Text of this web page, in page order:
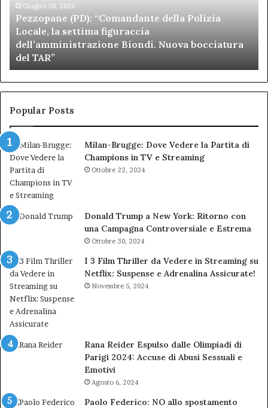
Locale,
settima
figuraccia
dell’amministrazione
Biondi.
Nuova
bocciatura
del
Giugno 30, 2026
Pezzopane (PD): “Comandante della Polizia
Locale, la settima figuraccia
dell’amministrazione Biondi. Nuova bocciatura
del TAR”
ai
Popular Posts
Milan-Brugge: Dove Vedere la Partita di
Champions in TV e Streaming
Ottobre 22, 2024
Donald Trump a New York: Ritorno con
una Campagna Controversiale e Estrema
Ottobre 30, 2024
I 3 Film Thriller da Vedere in Streaming su
Netflix: Suspense e Adrenalina Assicurate!
Novembre 5, 2024
Rana Reider Espulso dalle Olimpiadi di
Parigi 2024: Accuse di Abusi Sessuali e
Emotivi
Agosto 6, 2024
Paolo Federico: NO allo spostamento